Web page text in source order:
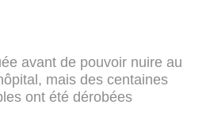
avant de pouvoir nuire au
mais des centaines
ont été dérobées